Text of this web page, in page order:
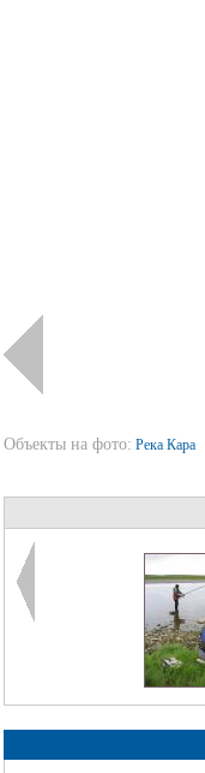
Объекты на фото: Река Кара